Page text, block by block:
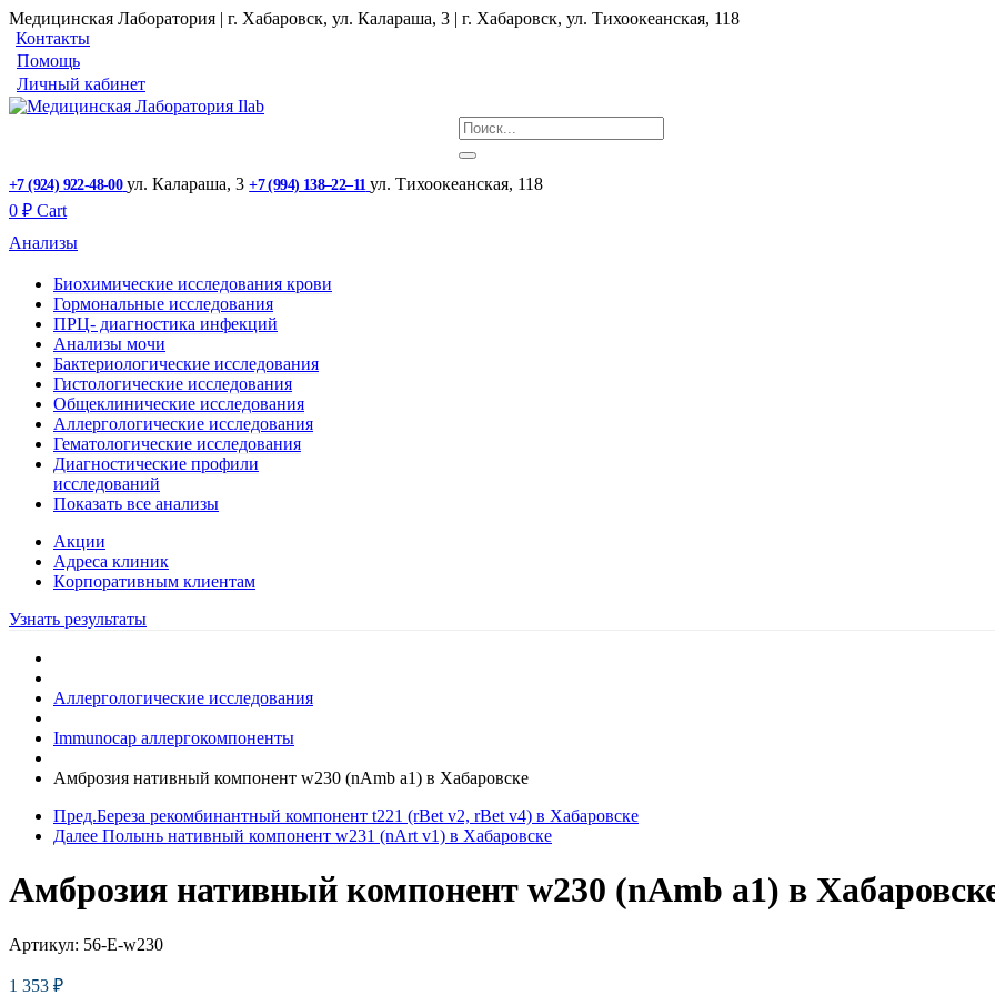
Медицинская Лаборатория | г. Хабаровск, ул. Калараша, 3 | г. Хабаровск, ул. ​Тихоокеанская, 118
Контакты
Помощь
Личный кабинет
+7 (924) 922-48-00 ул. ​Калараша, 3 +7 (994) 138‒22‒11 ул. ​Тихоокеанская, 118
0 ₽ Cart
Анализы
Биохимические исследования крови
Гормональные исследования
ПРЦ- диагностика инфекций
Анализы мочи
Бактериологические исследования
Гистологические исследования
Общеклинические исследования
Аллергологические исследования
Гематологические исследования
Диагностические профили
исследований
Показать все анализы
Акции
Адреса клиник
Кoрпоративным клиентам
Узнать результаты
Аллергологические исследования
Immunocap аллергокомпоненты
Амброзия нативный компонент w230 (nAmb a1) в Хабаровске
Пред.Береза рекомбинантный компонент t221 (rBet v2, rBet v4) в Хабаровске
Далее Полынь нативный компонент w231 (nArt v1) в Хабаровске
Амброзия нативный компонент w230 (nAmb a1) в
Артикул: 56-E-w230
1 353 ₽